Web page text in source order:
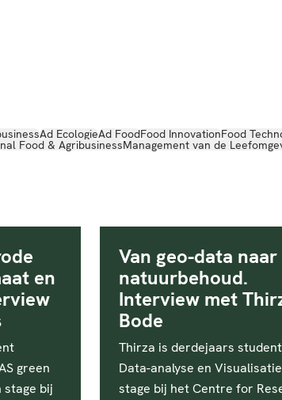
Ad EcologieAd FoodFood InnovationFood
Food & AgribusinessManagement van de
en
green
stage bij
Van geo-data naar
natuurbehoud.
Interview met
Bode
Thirza is derdejaars
Data-analyse en
stage bij het Centre for